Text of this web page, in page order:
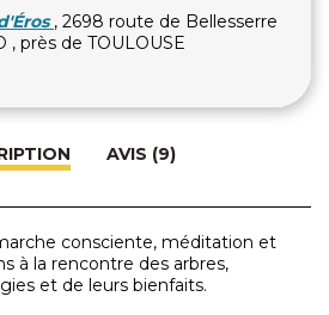
, 2698 route de Bellesserre
, près de TOULOUSE
AVIS (9)
consciente, méditation et
à la rencontre des arbres,
et de leurs bienfaits.